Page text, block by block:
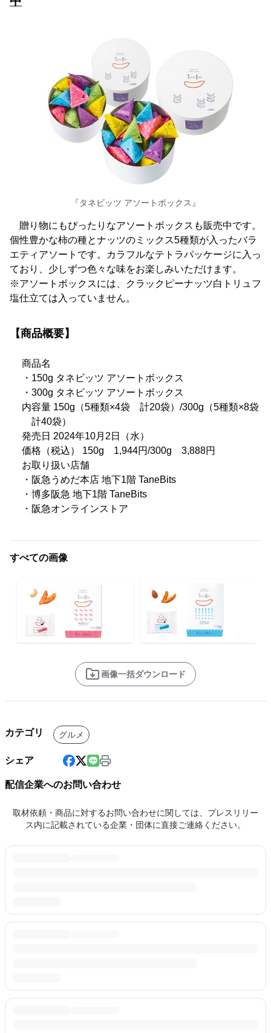
『タネビッツ アソートボックス』
贈り物にもぴったりなアソートボックスも販売中です。
個性豊かな柿の種とナッツのミックス5種類が入ったバラ
エティアソートです。カラフルなテトラパッケージに入っ
ており、少しずつ色々な味をお楽しみいただけます。
※アソートボックスには、クラックピーナッツ白トリュフ
塩仕立ては入っていません。
【商品概要】
商品名
・150g タネビッツ アソートボックス
・300g タネビッツ アソートボックス
内容量 150g（5種類×4袋 計20袋）/300g（5種類×8袋
計40袋）
発売日 2024年10月2日（水）
価格（税込） 150g 1,944円/300g 3,888円
お取り扱い店舗
・阪急うめだ本店 地下1階 TaneBits
・博多阪急 地下1階 TaneBits
・阪急オンラインストア
すべての画像
画像一括ダウンロード
カテゴリ グルメ
シェア
配信企業へのお問い合わせ
取材依頼・商品に対するお問い合わせに関しては、プレスリリー
ス内に記載されている企業・団体に直接ご連絡ください。